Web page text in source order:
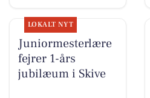
LOKALT NYT
Juniormesterlære
fejrer 1-års
jubilæum i Skive